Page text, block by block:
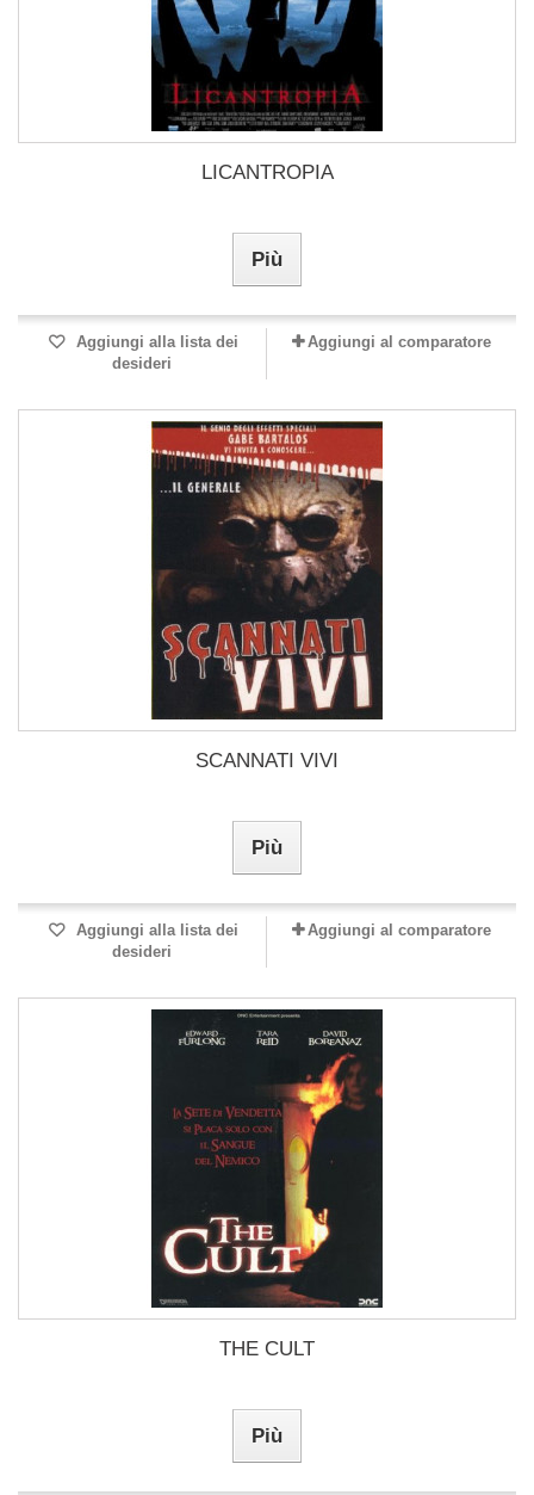
LICANTROPIA
Più
Aggiungi alla lista dei
desideri
Aggiungi al comparatore
SCANNATI VIVI
Più
Aggiungi alla lista dei
desideri
Aggiungi al comparatore
THE CULT
Più